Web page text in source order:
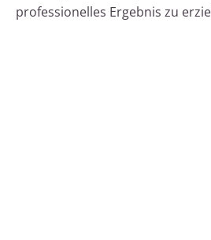
professionelles Ergebnis zu